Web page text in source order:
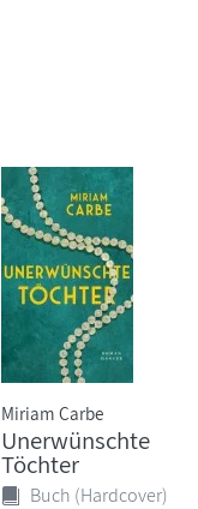
Miriam Carbe
Unerwünschte
Töchter
Buch (Hardcover)